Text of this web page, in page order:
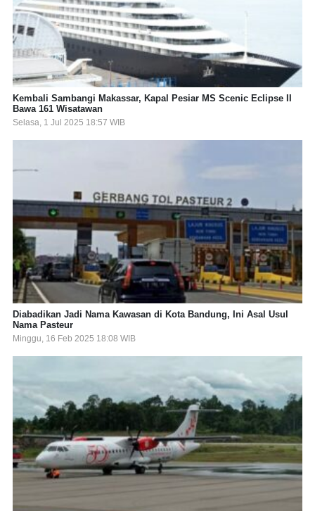
Kembali Sambangi Makassar, Kapal Pesiar MS Scenic Eclipse II
Bawa 161 Wisatawan
Selasa, 1 Jul 2025 18:57 WIB
Diabadikan Jadi Nama Kawasan di Kota Bandung, Ini Asal Usul
Nama Pasteur
Minggu, 16 Feb 2025 18:08 WIB